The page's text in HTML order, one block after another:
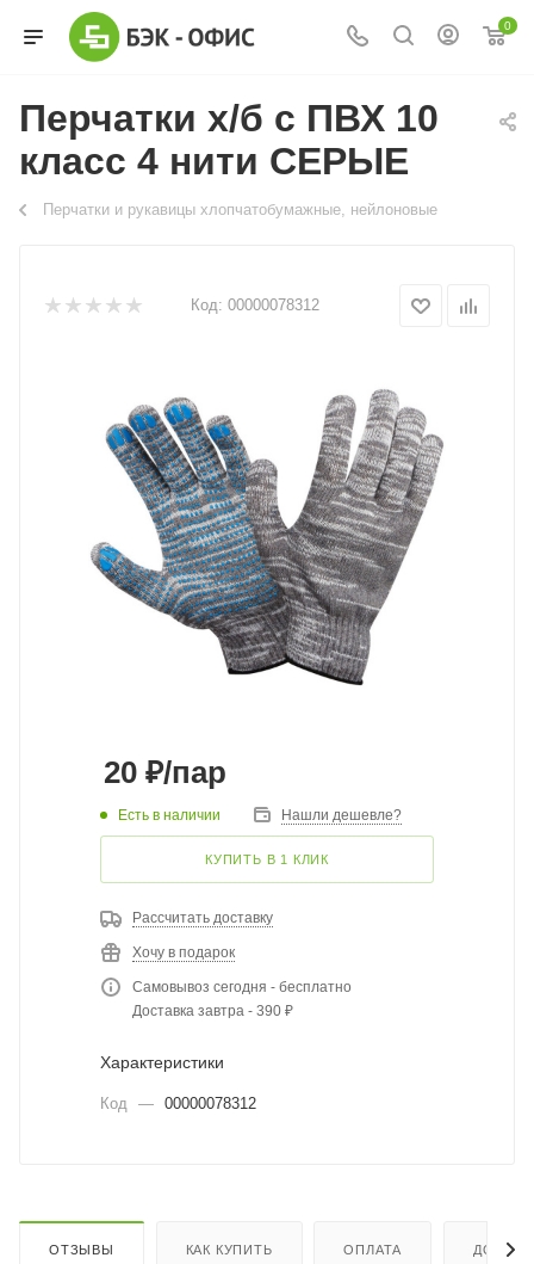
0
Перчатки х/б с ПВХ 10
класс 4 нити СЕРЫЕ
Перчатки и рукавицы хлопчатобумажные, нейлоновые
Код: 00000078312
20 ₽/пар
Есть в наличии Нашли дешевле?
КУПИТЬ В 1 КЛИК
Рассчитать доставку
Хочу в подарок
Самовывоз сегодня - бесплатно
Доставка завтра - 390 ₽
Характеристики
Код — 00000078312
ОТЗЫВЫ КАК КУПИТЬ ОПЛАТА